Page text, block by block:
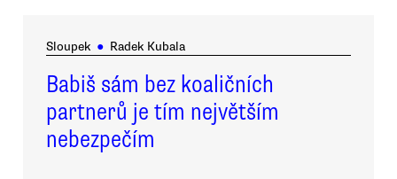
Sloupek ● Radek Kubala
Babiš sám bez koaličních
partnerů je tím největším
nebezpečím